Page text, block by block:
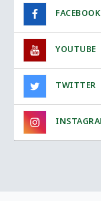
FACEBOOK
YOUTUBE
TWITTER